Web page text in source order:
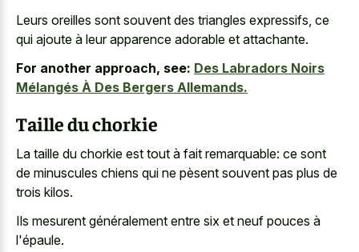
Leurs oreilles sont souvent des triangles expressifs, ce
qui ajoute à leur apparence adorable et attachante.
For another approach, see: Des Labradors Noirs
Mélangés À Des Bergers Allemands.
Taille du chorkie
La taille du chorkie est tout à fait remarquable: ce sont
de minuscules chiens qui ne pèsent souvent pas plus de
trois kilos.
Ils mesurent généralement entre six et neuf pouces à
l'épaule.